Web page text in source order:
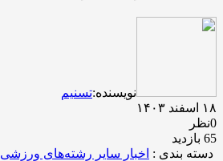
نویسنده:تسنیم
۱۸ اسفند ۱۴۰۳
0نظر
65 بازدید
دسته بندی : اخبار سایر رشته‌های ورزشی